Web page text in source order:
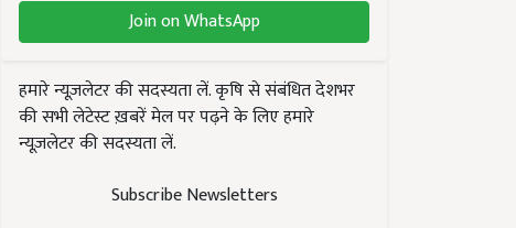
Join on WhatsApp
हमारे न्यूज़लेटर की सदस्यता लें. कृषि से संबंधित देशभर
की सभी लेटेस्ट ख़बरें मेल पर पढ़ने के लिए हमारे
न्यूज़लेटर की सदस्यता लें.
Subscribe Newsletters